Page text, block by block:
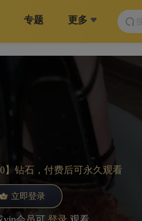
专题 更多
】钻石，付费后可永久观看
立即登录
vip会员可 登录 观看